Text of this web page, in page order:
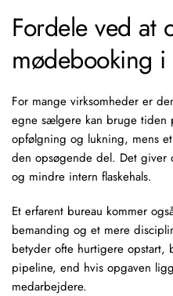
Fordele ved at
mødebooking
For mange virksomheder er
egne sælgere kan bruge
opfølgning og lukning, mens
den opsøgende del. Det giver
og mindre intern flaskehals.
Et erfarent bureau kommer
bemanding og et mere
betyder ofte hurtigere opstart,
pipeline, end hvis opgaven
medarbejdere.